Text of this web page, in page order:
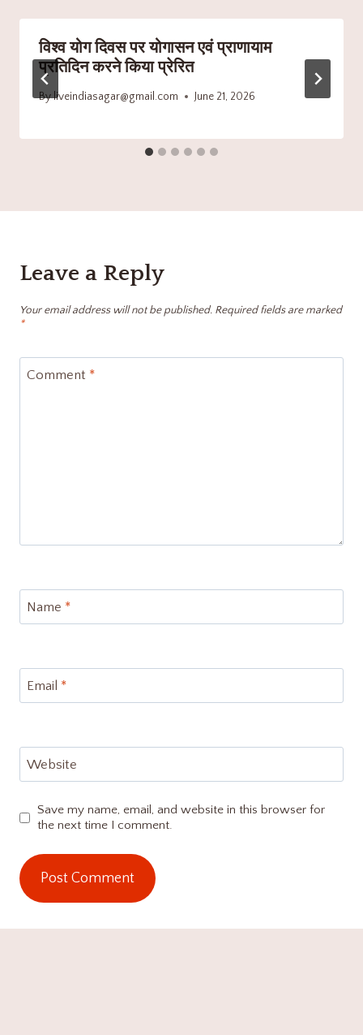
विश्व योग दिवस पर योगासन एवं प्राणायाम
प्रतिदिन करने किया प्रेरित
Byliveindiasagar@gmail.com June 21, 2026
Leave a Reply
Your email address will not be published. Required fields are marked
*
Comment *
Name *
Email *
Website
Save my name, email, and website in this browser for
the next time I comment.